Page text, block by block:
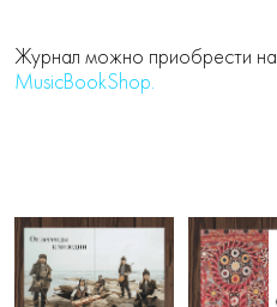
Журнал можно приобрести на
MusicBookShop.